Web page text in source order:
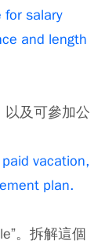
for salary
and length
以及可參加公
vacation,
plan.
。拆解這個